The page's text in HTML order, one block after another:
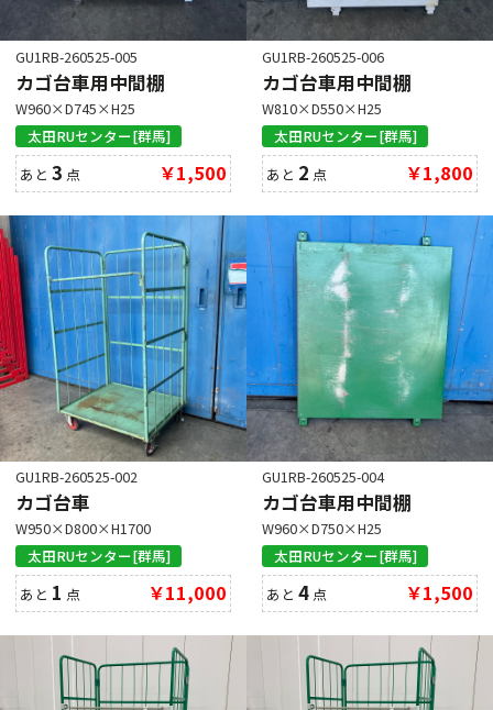
GU1RB-260525-005
カゴ台車用中間棚
W960×D745×H25
太田RUセンター[群馬]
あと3 点 ￥1,500
GU1RB-260525-006
カゴ台車用中間棚
W810×D550×H25
太田RUセンター[群馬]
あと 2 点 ￥1,800
GU1RB-260525-002
カゴ台車
W950×D800×H1700
太田RUセンター[群馬]
あと 1 点 ￥11,000
GU1RB-260525-004
カゴ台車用中間棚
W960×D750×H25
太田RUセンター[群馬]
あと4 点 ￥1,500